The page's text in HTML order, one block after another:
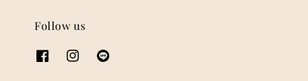
Follow us